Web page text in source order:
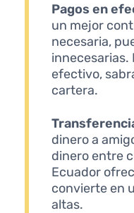
Pagos en
un mejor
necesaria,
innecesarias.
efectivo,
cartera.
dinero a
dinero entre
Ecuador
convierte en
altas.